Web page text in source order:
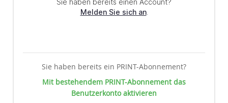
Sie haben bereits ein PRINT-Abonnement?
Mit bestehendem PRINT-Abonnement das
Benutzerkonto aktivieren